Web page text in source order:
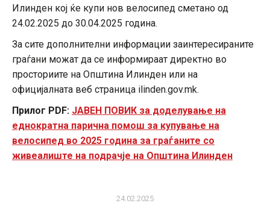
Илинден кој ќе купи нов велосипед сметано од
24.02.2025 до 30.04.2025 година.
За сите дополнителни информации заинтересираните
граѓани можат да се информираат директно во
просториите на Општина Илинден или на
официјалната веб страница ilinden.gov.mk.
Прилог PDF: ЈАВЕН ПОВИК за доделување на
еднократна парична помош за купување на
велосипед во 2025 година за граѓаните со
живеалиште на подрачје на Општина Илинден
24.02.2025